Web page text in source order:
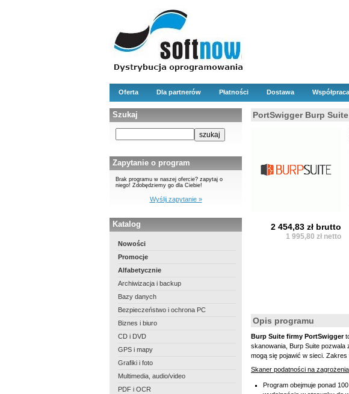
Oferta Dla partnerów Płatności Dostawa Współpraca
Szukaj
Zapytanie o program
Brak programu w naszej ofercie? zapytaj o
niego! Zdobędziemy go dla Ciebie!
Wyślij zapytanie »
Katalog
Nowości
Promocje
Alfabetycznie
Archiwizacja i backup
Bazy danych
Bezpieczeństwo i ochrona PC
Biznes i biuro
CD i DVD
GPS i mapy
Grafiki i foto
Multimedia, audio/video
PDF i OCR
PortSwigger Burp
2 454,83 zł brutto
1 995,80 zł netto
Opis programu
Burp Suite firmy PortSwigger
skanowania, Burp Suite pozwala
mogą się pojawić w sieci.
Skaner podatności na
Program obejmuje ponad